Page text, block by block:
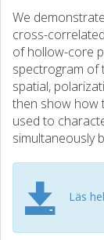
We
cross-
of hollow-core
spectrogram of
spatial,
then show how
used to
simultaneously
Läs